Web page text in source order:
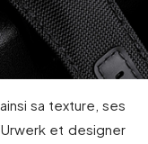
sa texture, ses
et designer